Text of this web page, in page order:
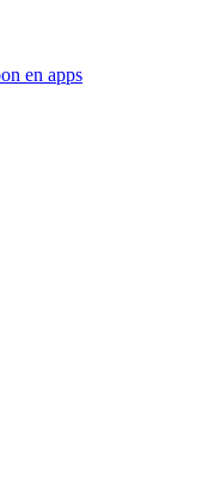
en apps